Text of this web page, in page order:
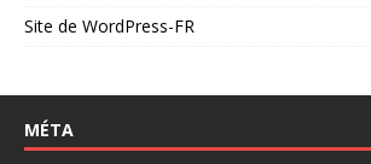
Site de WordPress-FR
MÉTA